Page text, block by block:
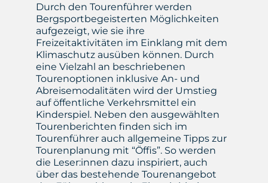
Durch den Tourenführer werden
Bergsportbegeisterten Möglichkeiten
aufgezeigt, wie sie ihre
Freizeitaktivitäten im Einklang mit dem
Klimaschutz ausüben können. Durch
eine Vielzahl an beschriebenen
Tourenoptionen inklusive An- und
Abreisemodalitäten wird der Umstieg
auf öffentliche Verkehrsmittel ein
Kinderspiel. Neben den ausgewählten
Tourenberichten finden sich im
Tourenführer auch allgemeine Tipps zur
Tourenplanung mit “Öffis”. So werden
die Leser:innen dazu inspiriert, auch
über das bestehende Tourenangebot